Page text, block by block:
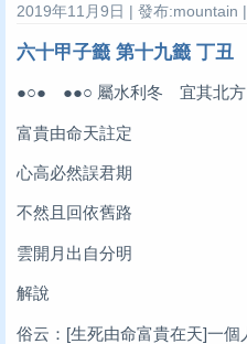
2019年11月9日 | 發布:mountain
六十甲子籤 第十九籤 丁丑
●○● ●●○ 屬水利冬 宜其北方
富貴由命天註定
心高必然誤君期
不然且回依舊路
雲開月出自分明
解說
俗云：[生死由命富貴在天]一